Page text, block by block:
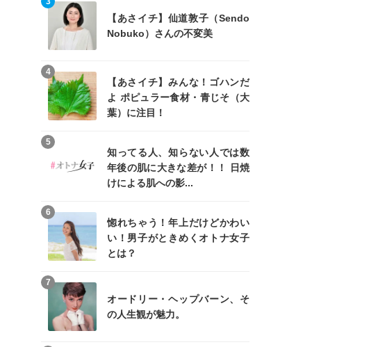
【あさイチ】仙道敦子（Sendo
Nobuko）さんの不変美
【あさイチ】みんな！ゴハンだ
よ ポピュラー食材・青じそ（大
葉）に注目！
4
知ってる人、知らない人では数
年後の肌に大きな差が！！ 日焼
けによる肌への影...
5
惚れちゃう！年上だけどかわい
い！男子がときめくオトナ女子
とは？
6
オードリー・ヘップバーン、そ
の人生観が魅力。
7